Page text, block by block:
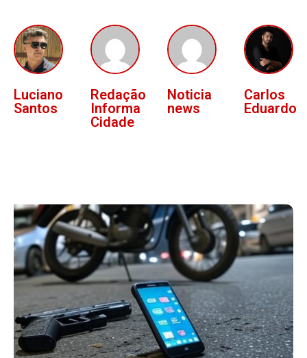
Luciano
Santos
Redação
Informa
Cidade
Noticia
news
Carlos
Eduardo